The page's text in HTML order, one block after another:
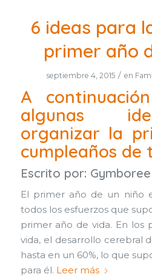
6 ideas para
primer año
septiembre 4, 2015 / en
A
algunas
organizar la
cumpleaños de
Escrito por:
El primer año de un niño
todos los esfuerzos que
primer año de vida. En los
vida, el desarrollo cerebral
hasta en un 60%, lo que
para él. Leer más